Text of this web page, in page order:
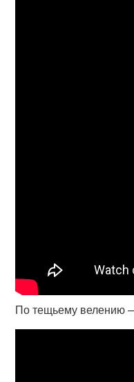
По тещьему велению